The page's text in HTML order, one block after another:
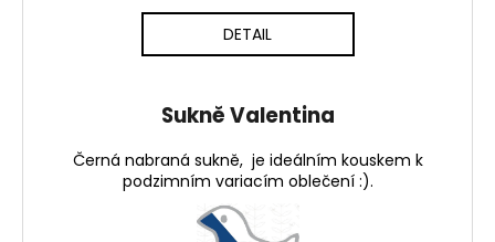
DETAIL
Sukně Valentina
Černá nabraná sukně, je ideálním kouskem k
podzimním variacím oblečení :).